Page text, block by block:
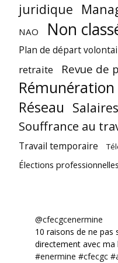
juridique
NAO Non
Plan de départ
retraite Revue de
Rémunération
Réseau Salaires
Souffrance au
Travail temporaire
Élections professionnelles
@cfecgcenermine
10 raisons de ne pas
directement avec ma
#enermine #cfecgc